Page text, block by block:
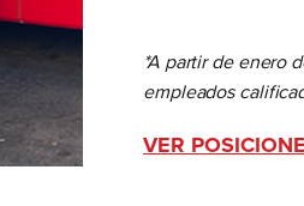
*A partir de enero
empleados
VER